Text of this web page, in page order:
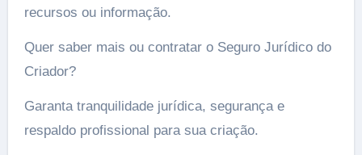
recursos ou informação.
Quer saber mais ou contratar o Seguro Jurídico do
Criador?
Garanta tranquilidade jurídica, segurança e
respaldo profissional para sua criação.